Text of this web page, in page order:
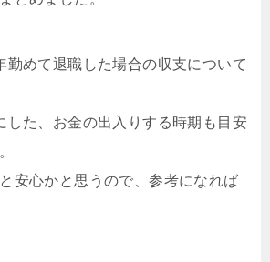
勤めて退職した場合の収支について
した、お金の出入りする時期も目安
安心かと思うので、参考になれば